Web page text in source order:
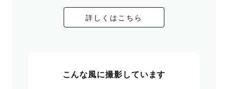
詳しくはこちら
こんな風に撮影しています